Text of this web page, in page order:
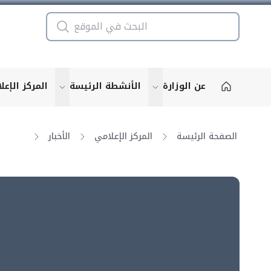
عن الوزارة show submenu for "More"
الأنشطة الرئيسة for "More"
المركز
الصفحة الرئيسة المركز الإعلامي الأخبار